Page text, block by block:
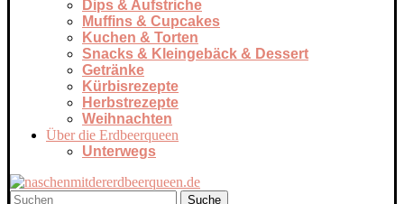
Dips & Aufstriche
Muffins & Cupcakes
Kuchen & Torten
Snacks & Kleingebäck & Dessert
Getränke
Kürbisrezepte
Herbstrezepte
Weihnachten
Über die Erdbeerqueen
Unterwegs
Suche